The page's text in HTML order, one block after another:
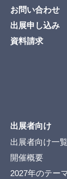
お問い合わせ
出展申し込み
資料請求
出展者向け
出展者向け一覧
開催概要
2027年のテー